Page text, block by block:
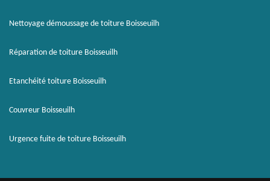
Nettoyage démoussage de toiture Boisseuilh
Réparation de toiture Boisseuilh
Etanchéité toiture Boisseuilh
Couvreur Boisseuilh
Urgence fuite de toiture Boisseuilh